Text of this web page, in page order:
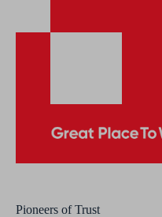
Pioneers of Trust